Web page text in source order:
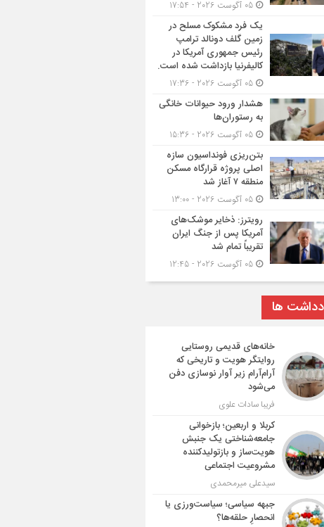
یک فرد مشکوک مسلح در
زمین گلف دونالد ترامپ
رئیس جمهوری آمریکا در
کالیفرنیا بازداشت شده است.
هشدار ورود حیوانات خانگی
به رستوران‌ها
بتن‌ریزی فونداسیون سازه
اصلی پروژه قرارگاه مسکن
منطقه ۷ آغاز شد
رویترز: ذخایر موشک‌های
آمریکا پس از جنگ ایران
تقریباً تمام شد
ها
خانه‌های قدیمی روستایی
روایتگر هویت و تاریخی که
آرام‌آرام زیر آوار نوسازی دفن
می‌شود
فریبا سادات علوی
کربلا و اربعین؛ بازخوانی
جامعه‌شناختی یک جنبش
هویت‌ساز و بازتولیدکننده
مشروعیت اجتماعی
سیدعلی میرمحمدی
جبهه سیاسی؛ سیاست‌ورزی یا
انحصارِ حلقه‌ها؟